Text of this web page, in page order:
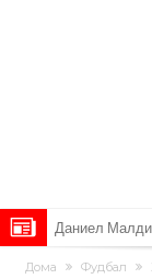
Аморим
Вирално видео
Дома Фудбал